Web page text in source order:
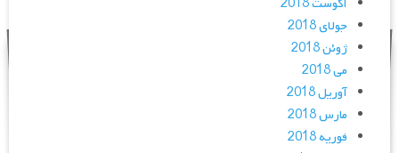
آگوست 2018
جولای 2018
ژوئن 2018
می 2018
آوریل 2018
مارس 2018
فوریه 2018